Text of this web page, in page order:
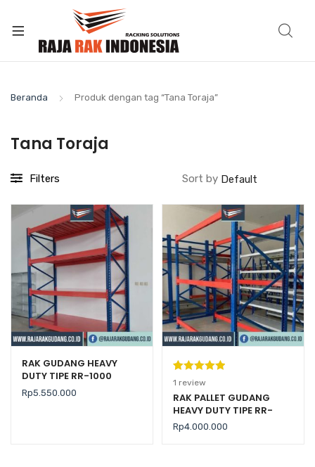
Beranda Produk dengan tag “Tana Toraja”
Tana Toraja
Filters Sort by
RAK GUDANG HEAVY
DUTY TIPE RR-1000
Rp5.550.000
Peringkat
5.00dari 5
berdasarka
n
1
penilaian
1 review
RAK PALLET GUDANG
HEAVY DUTY TIPE RR-
2000 KAPASITAS 2 TON /
LEVEL
Rp4.000.000